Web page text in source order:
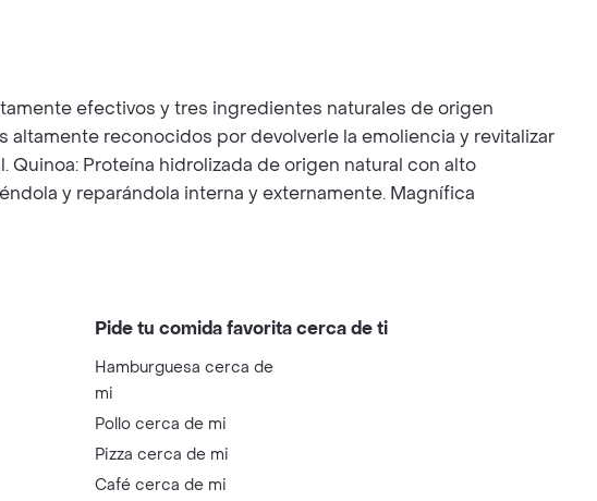
efectivos y tres ingredientes naturales de origen
altamente reconocidos por devolverle la emoliencia y revitalizar
Proteína hidrolizada de origen natural con alto
y reparándola interna y externamente. Magnífica
Pide tu comida favorita cerca de ti
Hamburguesa cerca de
mi
Pollo cerca de mi
Pizza cerca de mi
Café cerca de mi